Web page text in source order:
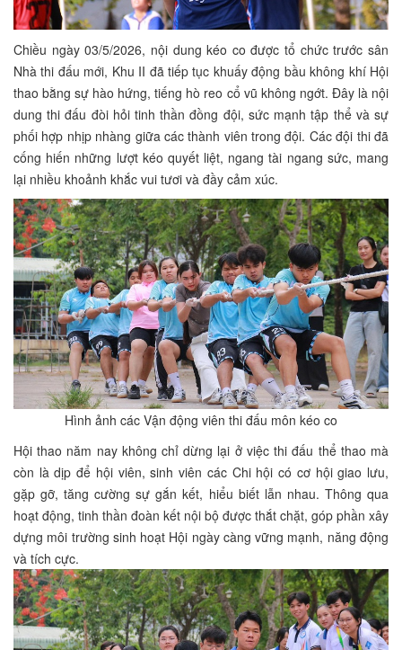
Chiều ngày 03/5/2026, nội dung kéo co được tổ chức trước sân
Nhà thi đấu mới, Khu II đã tiếp tục khuấy động bầu không khí Hội
thao bằng sự hào hứng, tiếng hò reo cổ vũ không ngớt. Đây là nội
dung thi đấu đòi hỏi tinh thần đồng đội, sức mạnh tập thể và sự
phối hợp nhịp nhàng giữa các thành viên trong đội. Các đội thi đã
cống hiến những lượt kéo quyết liệt, ngang tài ngang sức, mang
lại nhiều khoảnh khắc vui tươi và đầy cảm xúc.
Hình ảnh các Vận động viên thi đấu môn kéo co
Hội thao năm nay không chỉ dừng lại ở việc thi đấu thể thao mà
còn là dịp để hội viên, sinh viên các Chi hội có cơ hội giao lưu,
gặp gỡ, tăng cường sự gắn kết, hiểu biết lẫn nhau. Thông qua
hoạt động, tinh thần đoàn kết nội bộ được thắt chặt, góp phần xây
dựng môi trường sinh hoạt Hội ngày càng vững mạnh, năng động
và tích cực.